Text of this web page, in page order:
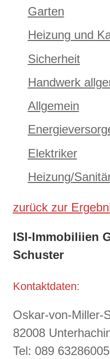
Garten
Heizung und
Sicherheit
Handwerk
Allgemein
Elektriker
Heizung/
zurück zur
ISI-Immobiliien
Schuster
Kontaktdaten:
Oskar-von-Miller-
82008
Tel: 089 63286005